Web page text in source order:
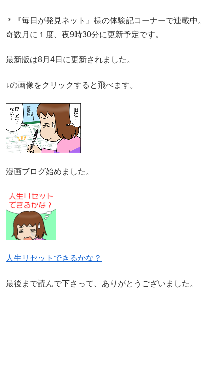
＊『毎日が発見ネット』様の体験記コーナーで連載中。
奇数月に１度、夜9時30分に更新予定です。
最新版は8月4日に更新されました。
↓の画像をクリックすると飛べます。
漫画ブログ始めました。
人生リセットできるかな？
最後まで読んで下さって、ありがとうございました。